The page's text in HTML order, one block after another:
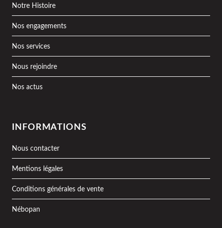
Notre Histoire
Nos engagements
Nos services
Nous rejoindre
Nos actus
INFORMATIONS
Nous contacter
Mentions légales
Conditions générales de vente
Nébopan